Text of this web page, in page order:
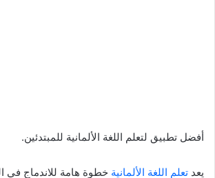
أفضل تطبيق لتعلم اللغة الألمانية للمبتدئين.
يعد تعلم اللغة الألمانية خطوة هامة للاندماج في